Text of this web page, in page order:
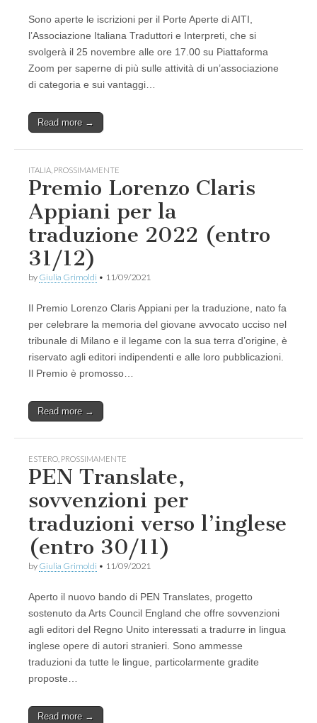
Sono aperte le iscrizioni per il Porte Aperte di AITI,
l’Associazione Italiana Traduttori e Interpreti, che si
svolgerà il 25 novembre alle ore 17.00 su Piattaforma
Zoom per saperne di più sulle attività di un’associazione
di categoria e sui vantaggi…
Read more →
ITALIA PROSSIMAMENTE
Premio Lorenzo Claris
Appiani per la
traduzione 2022 (entro
31/12)
by Giulia Grimoldi • 11/09/2021
Il Premio Lorenzo Claris Appiani per la traduzione, nato fa
per celebrare la memoria del giovane avvocato ucciso nel
tribunale di Milano e il legame con la sua terra d’origine, è
riservato agli editori indipendenti e alle loro pubblicazioni.
Il Premio è promosso…
Read more →
ESTERO PROSSIMAMENTE
PEN Translate,
sovvenzioni per
traduzioni verso l’inglese
(entro 30/11)
by Giulia Grimoldi • 11/09/2021
Aperto il nuovo bando di PEN Translates, progetto
sostenuto da Arts Council England che offre sovvenzioni
agli editori del Regno Unito interessati a tradurre in lingua
inglese opere di autori stranieri. Sono ammesse
traduzioni da tutte le lingue, particolarmente gradite
proposte…
Read more →